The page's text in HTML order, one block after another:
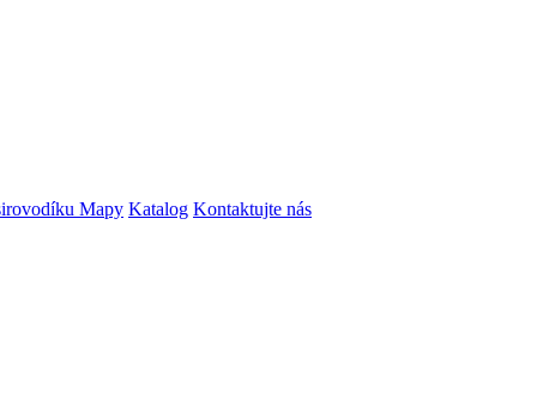
Mapy Katalog Kontaktujte nás